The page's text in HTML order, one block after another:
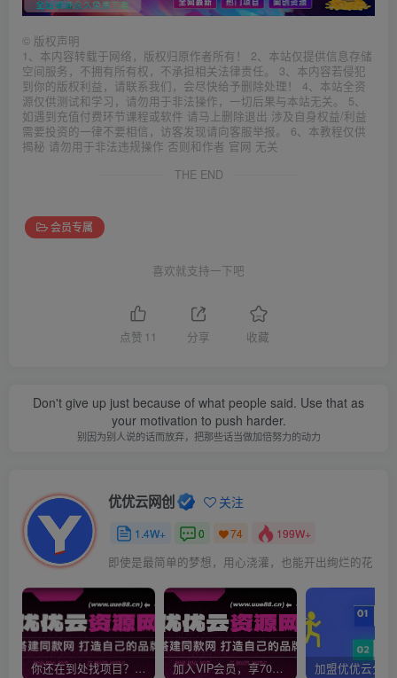
© 版权声明
1、本内容转载于网络，版权归原作者所有！ 2、本站仅提供信息存储
空间服务，不拥有所有权，不承担相关法律责任。 3、本内容若侵犯
到你的版权利益，请联系我们，会尽快给予删除处理！ 4、本站全资
源仅供测试和学习，请勿用于非法操作，一切后果与本站无关。 5、
如遇到充值付费环节课程或软件 请马上删除退出 涉及自身权益/利益
需要投资的一律不要相信，访客发现请向客服举报。 6、本教程仅供
揭秘 请勿用于非法违规操作 否则和作者 官网 无关
THE END
会员专属
喜欢就支持一下吧
点赞 11 分享 收藏
Don't give up just because of what people said. Use that as
your motivation to push harder.
别因为别人说的话而放弃，把那些话当做加倍努力的动力
优优云网创 关注
1.4W+ 0 74 199W+
即使是最简单的梦想，用心浇灌，也能开出绚烂的花
你还在到处找项目？还在当韭菜？我靠网创资源站一个月收入5万+，曾经我也是个失败者。 加入VIP会员，享70%的推广提成，免费学习多种网上创业课程，菜鸟秒变大神！